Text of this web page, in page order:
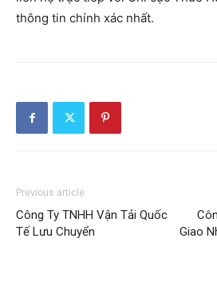
thông tin chính xác nhất.
Previous article
Công Ty TNHH Vận Tải Quốc
Tế Lưu Chuyển
Giao